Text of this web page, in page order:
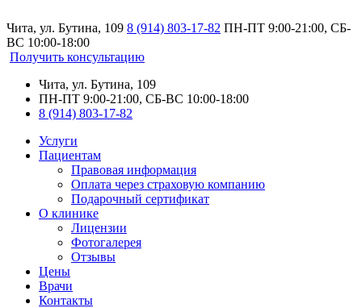
Чита, ул. Бутина, 109 8 (914) 803-17-82 ПН-ПТ 9:00-21:00, СБ-
ВС 10:00-18:00
Получить консультацию
Чита, ул. Бутина, 109
ПН-ПТ 9:00-21:00, СБ-ВС 10:00-18:00
8 (914) 803-17-82
Услуги
Пациентам
Правовая информация
Оплата через страховую компанию
Подарочный сертификат
О клинике
Лицензии
Фотогалерея
Отзывы
Цены
Врачи
Контакты